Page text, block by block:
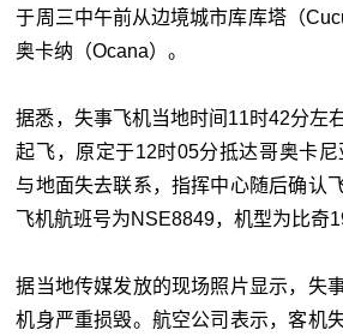
于周三中午前从边境城市库库塔（
奥卡纳（Ocana）。
据悉，失事飞机当地时间11时42分左
起飞，原定于12时05分抵达哥奥卡
与地面失去联系，指挥中心随后确认
飞机航班号为NSE8849，机型为比奇
据当地传媒发放的现场照片显示，失
机身严重损毁。航空公司表示，客机